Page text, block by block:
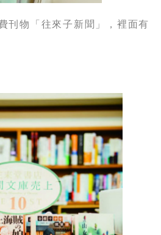
刊物「往來子新聞」，裡面有